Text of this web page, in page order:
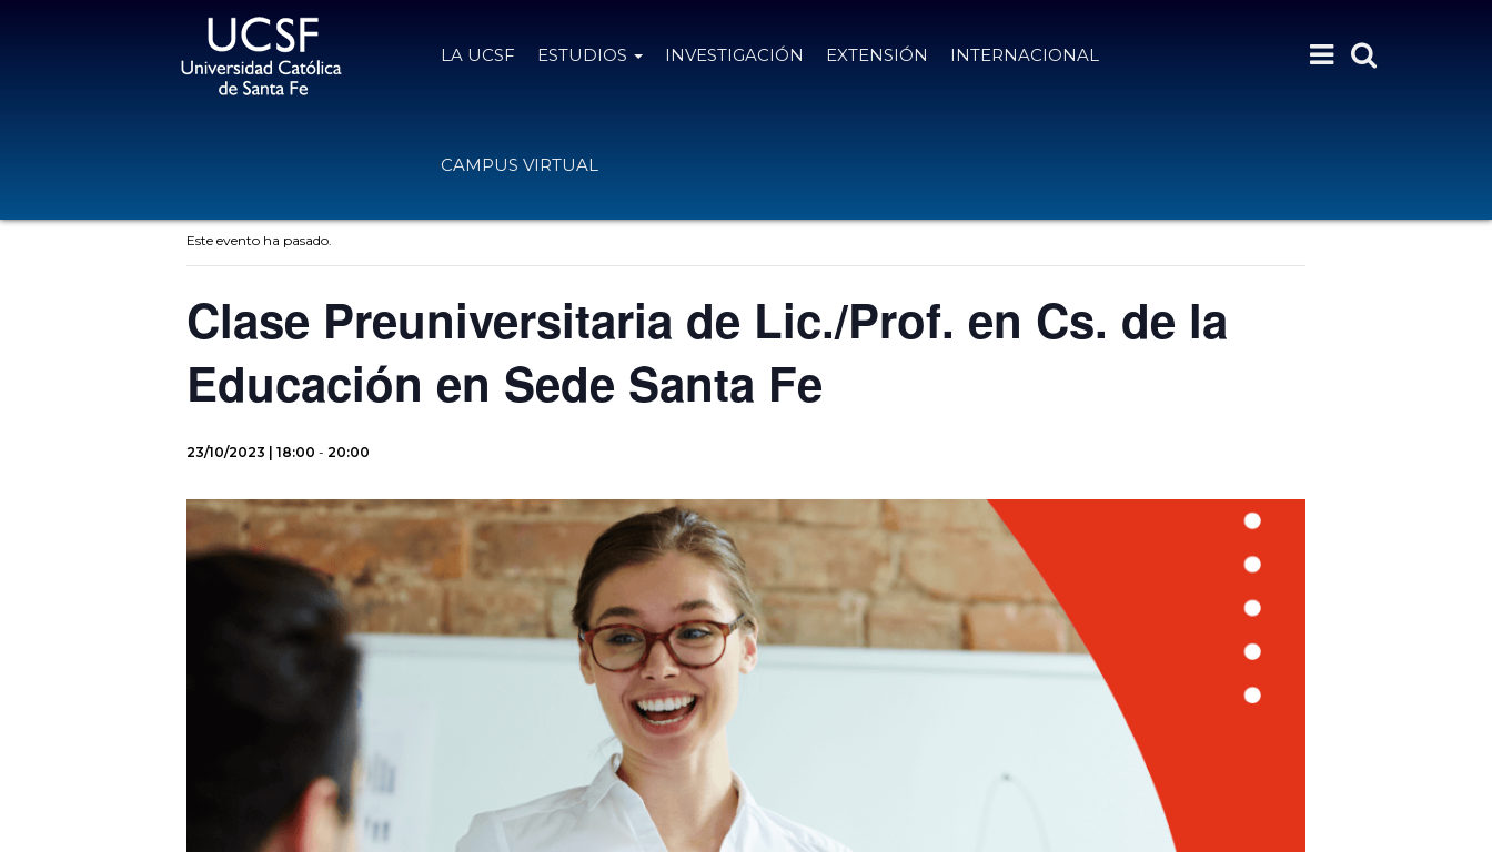
LA UCSF ESTUDIOS INVESTIGACIÓN EXTENSIÓN INTERNACIONAL
CAMPUS VIRTUAL
Este evento ha pasado.
Clase Preuniversitaria de Lic./Prof. en Cs. de la
Educación en Sede Santa Fe
23/10/2023 | 18:00 - 20:00